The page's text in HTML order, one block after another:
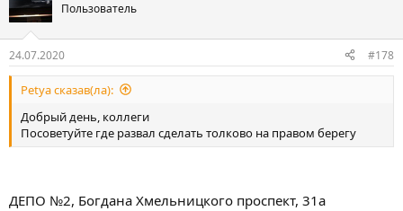
Пользователь
24.07.2020 #178
Petya сказав(ла):
Добрый день, коллеги
Посоветуйте где развал сделать толково на правом берегу
ДЕПО №2, Богдана Хмельницкого проспект, 31а